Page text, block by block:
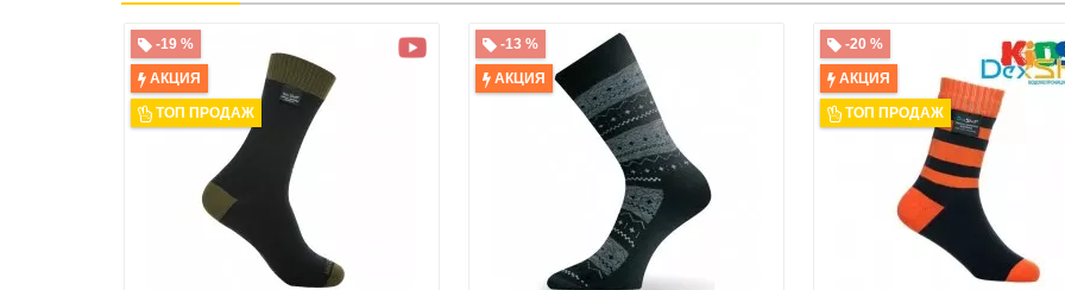
-19 %
АКЦИЯ
ТОП ПРОДАЖ
-13 %
АКЦИЯ
-20 %
АКЦИЯ
ТОП ПРОДАЖ